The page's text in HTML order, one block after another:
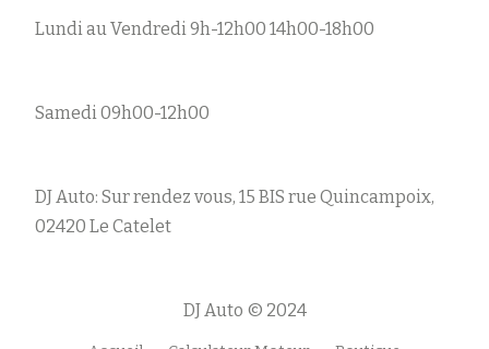
Lundi au Vendredi 9h-12h00 14h00-18h00
Samedi 09h00-12h00
DJ Auto: Sur rendez vous, 15 BIS rue Quincampoix,
02420 Le Catelet
DJ Auto © 2024